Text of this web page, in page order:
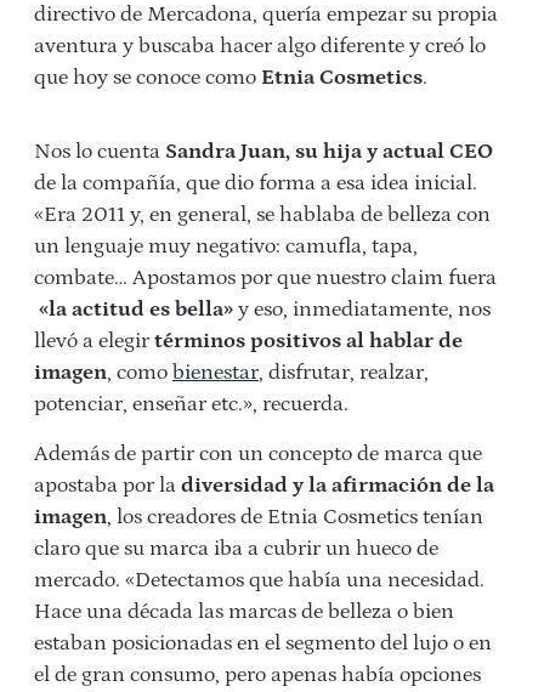
directivo de Mercadona, quería empezar su propia
aventura y buscaba hacer algo diferente y creó lo
que hoy se conoce como Etnia Cosmetics.
Nos lo cuenta Sandra Juan, su hija y actual CEO
de la compañía, que dio forma a esa idea inicial.
«Era 2011 y, en general, se hablaba de belleza con
un lenguaje muy negativo: camufla, tapa,
combate… Apostamos por que nuestro claim fuera
«la actitud es bella» y eso, inmediatamente, nos
llevó a elegirtérminos positivos al hablar de
imagen, como bienestar, disfrutar, realzar,
potenciar, enseñar etc.», recuerda.
Además de partir con un concepto de marca que
apostaba por la diversidad y la afirmación de la
imagen, los creadores de Etnia Cosmetics tenían
claro que su marca iba a cubrir un hueco de
mercado. «Detectamos que había una necesidad.
Hace una década las marcas de belleza o bien
estaban posicionadas en el segmento del lujo o en
el de gran consumo, pero apenas había opciones